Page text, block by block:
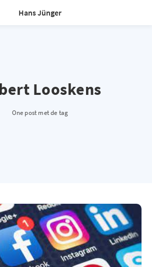
Hans Jünger
Looskens
One post met de tag